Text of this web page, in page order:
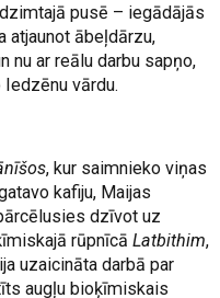
pusē – iegādājās
atjaunot ābeļdārzu,
nu ar reālu darbu sapņo,
vārdu.
, kur saimnieko viņas
kafiju, Maijas
dzīvot uz
rūpnīcāLatbithim,
uzaicināta darbā par
augļu bioķīmiskais